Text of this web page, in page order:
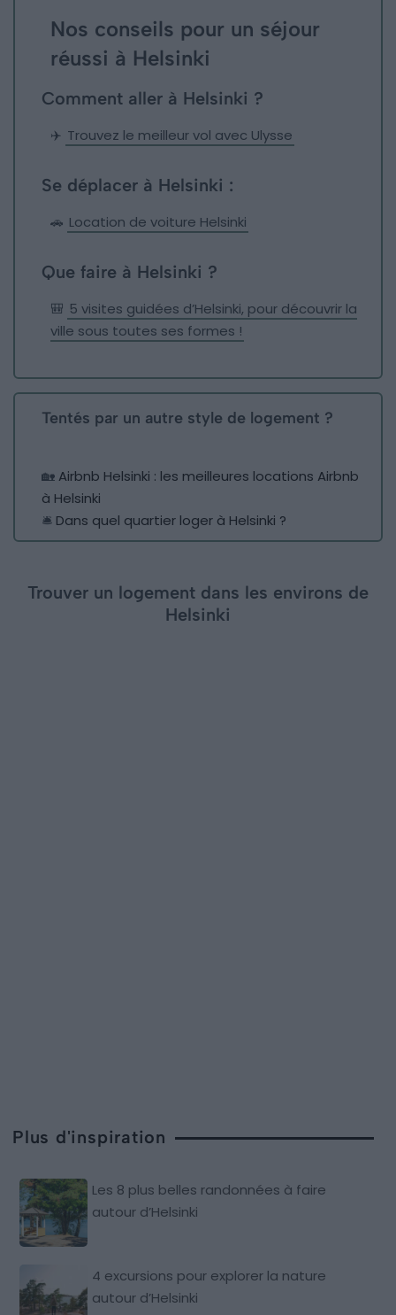
Nos conseils pour un séjour
réussi à Helsinki
Comment aller à Helsinki ?
✈️ Trouvez le meilleur vol avec Ulysse
Se déplacer à Helsinki :
🚗 Location de voiture Helsinki
Que faire à Helsinki ?
🎒 5 visites guidées d’Helsinki, pour découvrir la
ville sous toutes ses formes !
Tentés par un autre style de logement ?
🏡 Airbnb Helsinki : les meilleures locations Airbnb
à Helsinki
🛎️ Dans quel quartier loger à Helsinki ?
Trouver un logement dans les environs de
Helsinki
Plus d'inspiration
Les 8 plus belles randonnées à faire
autour d’Helsinki
4 excursions pour explorer la nature
autour d’Helsinki